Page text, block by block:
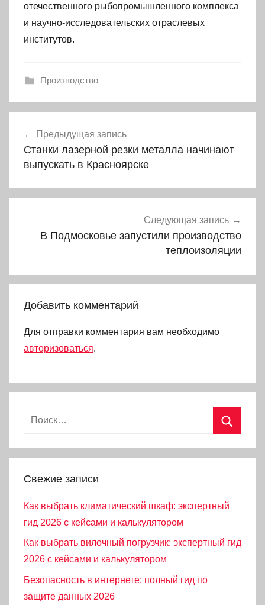
отечественного рыбопромышленного комплекса
и научно-исследовательских отраслевых
институтов.
Производство
по
записям
Предыдущая запись
Станки лазерной резки металла начинают
выпускать в Красноярске
Следующая запись
В Подмосковье запустили производство
теплоизоляции
Добавить комментарий
Для отправки комментария вам необходимо
авторизоваться.
Найти:
Свежие записи
Как выбрать климатический шкаф: экспертный
гид 2026 с кейсами и калькулятором
Как выбрать вилочный погрузчик: экспертный гид
2026 с кейсами и калькулятором
Безопасность в интернете: полный гид по
защите данных 2026